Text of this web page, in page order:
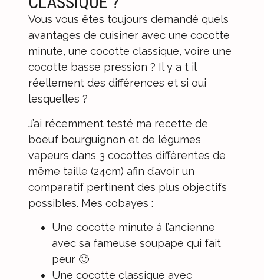
Vous vous êtes toujours demandé quels
avantages de cuisiner avec une cocotte
minute, une cocotte classique, voire une
cocotte basse pression ? Il y a t il
réellement des différences et si oui
lesquelles ?
J’ai récemment testé ma recette de
boeuf bourguignon et de légumes
vapeurs dans 3 cocottes différentes de
même taille (24cm) afin d’avoir un
comparatif pertinent des plus objectifs
possibles. Mes cobayes :
Une cocotte minute à l’ancienne
avec sa fameuse soupape qui fait
peur 🙂
Une cocotte classique avec